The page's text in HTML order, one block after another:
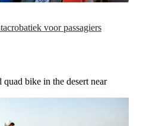
voor passagiers
bike in the desert near